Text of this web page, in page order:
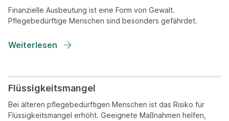
Finanzielle Ausbeutung ist eine Form von Gewalt.
Pflegebedürftige Menschen sind besonders gefährdet.
Weiterlesen
Flüssigkeitsmangel
Bei älteren pflegebedürftigen Menschen ist das Risiko für
Flüssigkeitsmangel erhöht. Geeignete Maßnahmen helfen,